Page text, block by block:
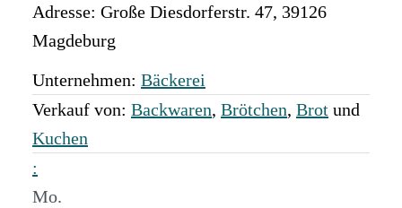
Adresse: Große Diesdorferstr. 47, 39126
Magdeburg
Unternehmen: Bäckerei
Verkauf von: Backwaren, Brötchen, Brot und
Kuchen
:
Mo.